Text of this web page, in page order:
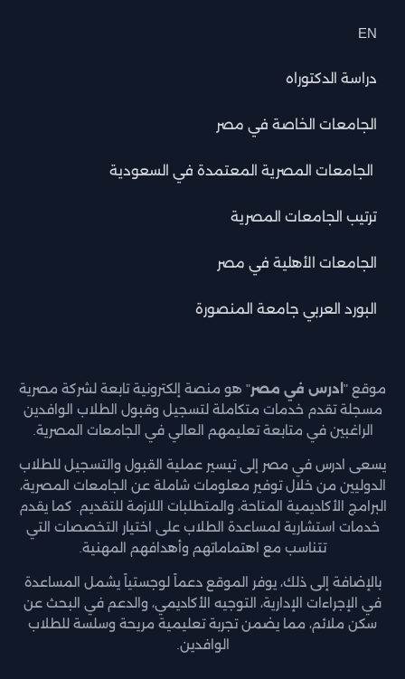
EN
دراسة الدكتوراه
الجامعات الخاصة في مصر
الجامعات المصرية المعتمدة في السعودية
ترتيب الجامعات المصرية
الجامعات الأهلية في مصر
البورد العربي جامعة المنصورة
موقع " ادرس في مصر" هو منصة إلكترونية تابعة لشركة مصرية
مسجلة تقدم خدمات متكاملة لتسجيل وقبول الطلاب الوافدين
الراغبين في متابعة تعليمهم العالي في الجامعات المصرية.
يسعى ادرس في مصر إلى تيسير عملية القبول والتسجيل للطلاب
الدوليين من خلال توفير معلومات شاملة عن الجامعات المصرية،
البرامج الأكاديمية المتاحة، والمتطلبات اللازمة للتقديم. كما يقدم
خدمات استشارية لمساعدة الطلاب على اختيار التخصصات التي
تتناسب مع اهتماماتهم وأهدافهم المهنية.
بالإضافة إلى ذلك، يوفر الموقع دعماً لوجستياً يشمل المساعدة
في الإجراءات الإدارية، التوجيه الأكاديمي، والدعم في البحث عن
سكن ملائم، مما يضمن تجربة تعليمية مريحة وسلسة للطلاب
الوافدين.